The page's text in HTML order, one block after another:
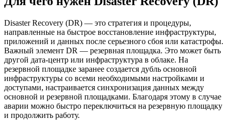
Disaster Recovery (DR) — это стратегия и процедуры,
направленные на быстрое восстановление инфраструктуры,
приложений и данных после серьезного сбоя или катастрофы.
Важный элемент DR — резервная площадка. Это может быть
другой дата-центр или инфраструктура в облаке. На
резервной площадке заранее создается дубль основной
инфраструктуры со всеми необходимыми настройками и
доступами, настраивается синхронизация данных между
основной и резервной площадками. Благодаря этому в случае
аварии можно быстро переключиться на резервную площадку
и продолжить работу.